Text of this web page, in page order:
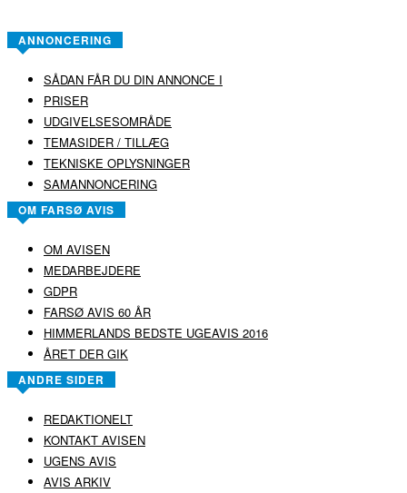
ANNONCERING
SÅDAN FÅR DU DIN ANNONCE I
PRISER
UDGIVELSESOMRÅDE
TEMASIDER / TILLÆG
TEKNISKE OPLYSNINGER
SAMANNONCERING
OM FARSØ AVIS
OM AVISEN
MEDARBEJDERE
GDPR
FARSØ AVIS 60 ÅR
HIMMERLANDS BEDSTE UGEAVIS 2016
ÅRET DER GIK
ANDRE SIDER
REDAKTIONELT
KONTAKT AVISEN
UGENS AVIS
AVIS ARKIV